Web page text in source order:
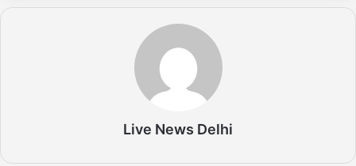
Live News Delhi